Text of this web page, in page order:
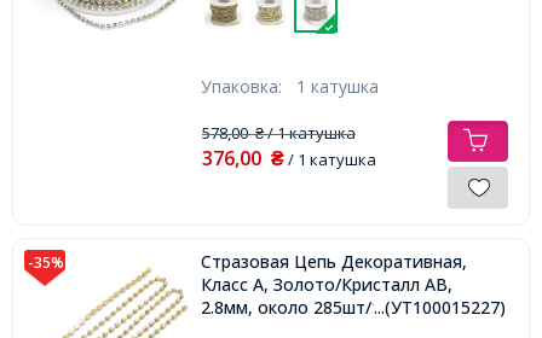
Упаковка: 1 катушка
578,00₴/ 1 катушка
376,00 ₴/ 1 катушка
-35%
Стразовая Цепь Декоративная,
Класс А, Золото/Кристалл АВ,
2.8мм, около 285шт/1.5м,...(УТ100015227)